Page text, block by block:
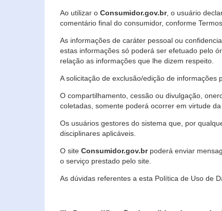
Ao utilizar o Consumidor.gov.br, o usuário
comentário final do consumidor, conforme
As informações de caráter pessoal ou
estas informações só poderá ser efetuado pelo
relação as informações que lhe dizem respeito.
A solicitação de exclusão/edição de
O compartilhamento, cessão ou divulgação,
coletadas, somente poderá ocorrer em virtude
Os usuários gestores do sistema que, por
disciplinares aplicáveis.
O site Consumidor.gov.brpoderá enviar
o serviço prestado pelo site.
As dúvidas referentes a esta Política de Uso de